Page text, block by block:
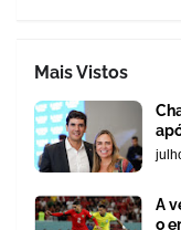
Mais Vistos
A
o